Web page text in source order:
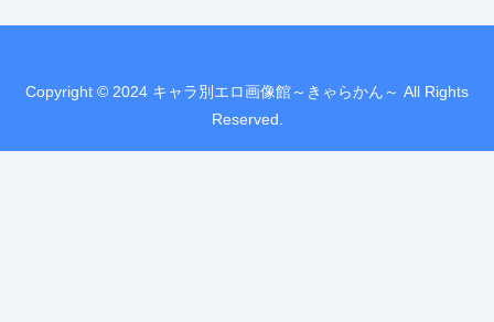
Copyright © 2024 キャラ別エロ画像館～きゃらかん～ All Rights
Reserved.